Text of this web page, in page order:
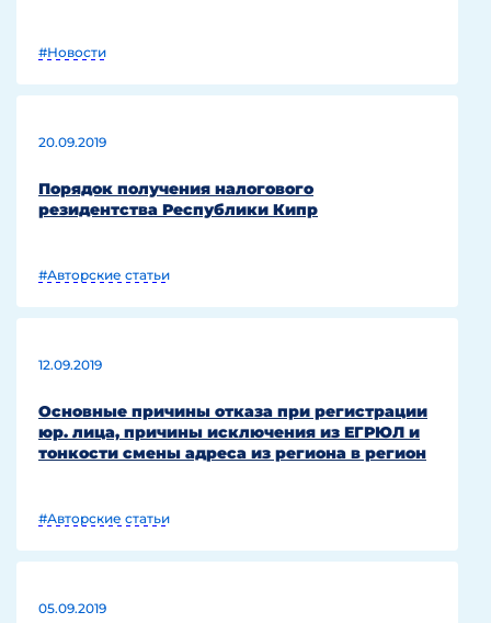
#Новости
20.09.2019
Порядок получения налогового
резидентства Республики Кипр
#Авторские статьи
12.09.2019
Основные причины отказа при регистрации
юр. лица, причины исключения из ЕГРЮЛ и
тонкости смены адреса из региона в регион
#Авторские статьи
05.09.2019